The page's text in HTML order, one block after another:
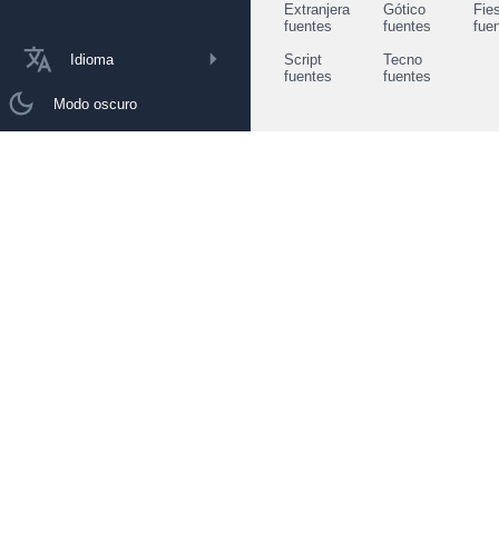
Idioma
Modo oscuro
Extranjera
fuentes
Gótico
fuentes
Script
fuentes
Tecno
fuentes